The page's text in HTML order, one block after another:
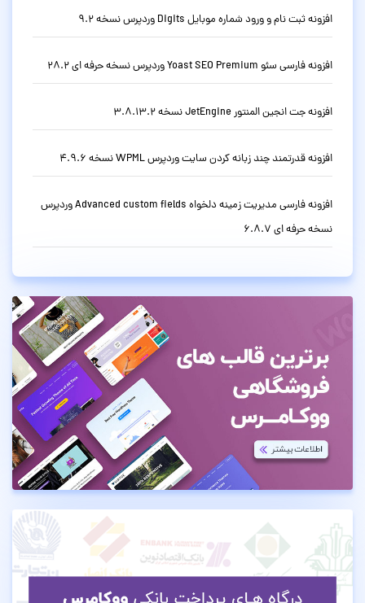
افزونه ثبت نام و ورود شماره موبایل Digits وردپرس نسخه 9.2
افزونه فارسی سئو Yoast SEO Premium وردپرس نسخه حرفه ای 28.2
افزونه جت انجین المنتور JetEngine نسخه 3.8.13.2
افزونه قدرتمند چند زبانه کردن سایت وردپرس WPML نسخه 4.9.6
افزونه فارسی مدیریت زمینه دلخواه Advanced custom fields وردپرس
نسخه حرفه ای 6.8.7